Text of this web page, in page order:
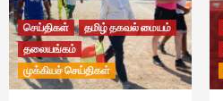
செய்திகள்
தமிழ் தகவல் மையம்
தலையங்கம்
முக்கியச் செய்திகள்